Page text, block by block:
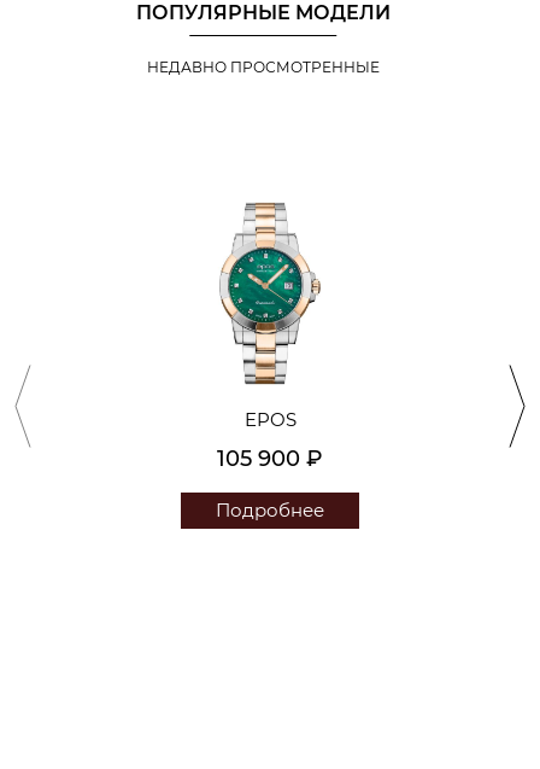
ПОПУЛЯРНЫЕ МОДЕЛИ
НЕДАВНО ПРОСМОТРЕННЫЕ
EPOS
105 900 ₽
Подробнее